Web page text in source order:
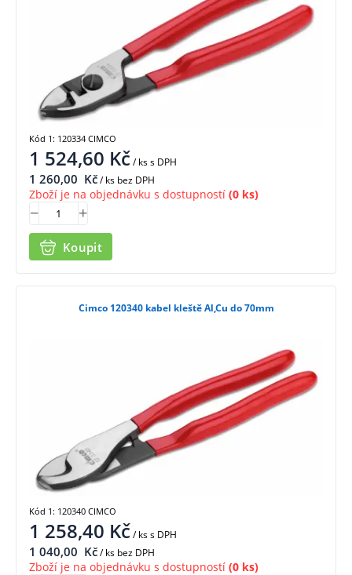
1 524,60 Kč/ kss DPH
1 260,00 Kč/ ks bez DPH
Zboží je na objednávku s dostupností (0 ks)
Koupit
Kód 1: 120334 CIMCO
Cimco 120340 kabel kleště Al,Cu do 70mm
1 258,40 Kč/ kss DPH
1 040,00 Kč/ ks bez DPH
Zboží je na objednávku s dostupností (0 ks)
Kód 1: 120340 CIMCO